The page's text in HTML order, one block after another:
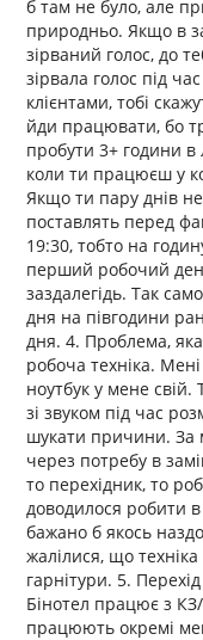
б там не було, але
природньо. Якщо в
зірваний голос, до
зірвала голос під
клієнтами, тобі
йди працювати, бо
пробути 3+ години в
коли ти працюєш у
Якщо ти пару днів
поставлять перед
19:30, тобто на
перший робочий
заздалегідь. Так
дня на півгодини
дня. 4. Проблема,
робоча техніка.
ноутбук у мене
зі звуком під час
шукати причини. За
через потребу в
то перехідник, то
доводилося робити
бажано б якось
жалілися, що
гарнітури. 5.
Бінотел працює з
працюють окремі